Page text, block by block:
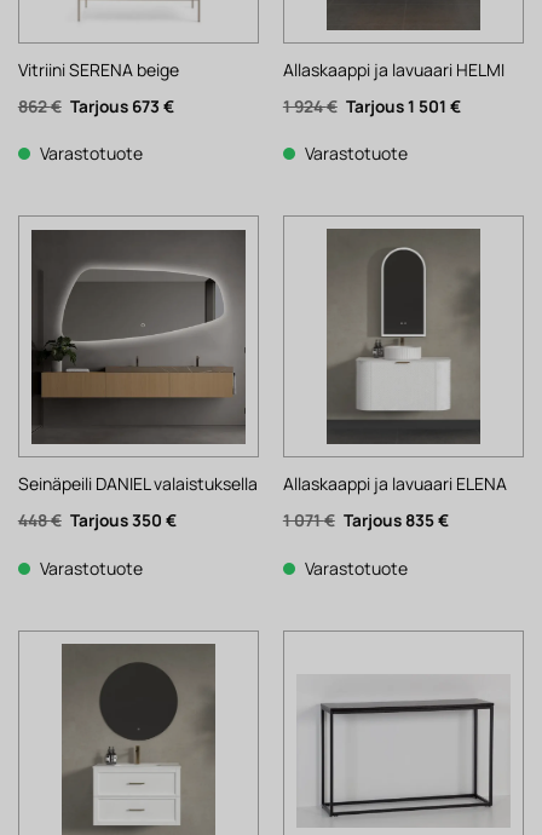
Vitriini SERENA beige
862€ Alkuperäinen
hinta
862 €.
673 €Nykyinen
Varastotuote
Allaskaappi ja lavuaari HELMI
1 924€ Alkuperäinen
hinta
1
924 €.
1 501 €Nykyinen
Varastotuote
Seinäpeili DANIEL valaistuksella
448€ Alkuperäinen
hinta
448 €.
350 €Nykyinen
Varastotuote
Allaskaappi ja lavuaari ELENA
1 071€ Alkuperäinen
hinta
1
071 €.
835€Nykyinen
Varastotuote